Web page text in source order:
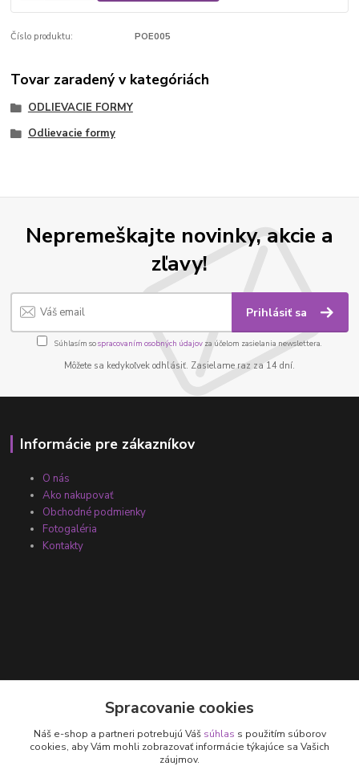
Číslo produktu: POE005
Tovar zaradený v kategóriách
ODLIEVACIE FORMY
Odlievacie formy
Nepremeškajte novinky, akcie a
zľavy!
Prihlásiť sa
Súhlasím sospracovaním osobných údajov za účelom zasielania newslettera.
Môžete sa kedykoľvek odhlásiť. Zasielame raz za 14 dní.
Informácie pre zákazníkov
O nás
Ako nakupovať
Obchodné podmienky
Fotogaléria
Kontakty
+421 905 531 251
Spracovanie cookies
Náš e-shop a partneri potrebujú Váš súhlas s použitím súborov
cookies, aby Vám mohli zobrazovať informácie týkajúce sa Vašich
záujmov.